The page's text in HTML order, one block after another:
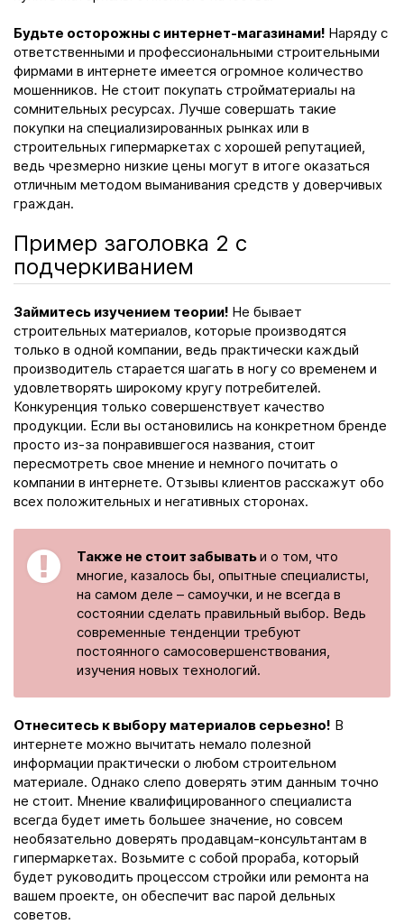
Будьте осторожны с интернет-магазинами! Наряду с
ответственными и профессиональными строительными
фирмами в интернете имеется огромное количество
мошенников. Не стоит покупать стройматериалы на
сомнительных ресурсах. Лучше совершать такие
покупки на специализированных рынках или в
строительных гипермаркетах с хорошей репутацией,
ведь чрезмерно низкие цены могут в итоге оказаться
отличным методом выманивания средств у доверчивых
граждан.
Пример заголовка 2 с
подчеркиванием
Займитесь изучением теории! Не бывает
строительных материалов, которые производятся
только в одной компании, ведь практически каждый
производитель старается шагать в ногу со временем и
удовлетворять широкому кругу потребителей.
Конкуренция только совершенствует качество
продукции. Если вы остановились на конкретном бренде
просто из-за понравившегося названия, стоит
пересмотреть свое мнение и немного почитать о
компании в интернете. Отзывы клиентов расскажут обо
всех положительных и негативных сторонах.
Также не стоит забыватьи о том, что
многие, казалось бы, опытные специалисты,
на самом деле – самоучки, и не всегда в
состоянии сделать правильный выбор. Ведь
современные тенденции требуют
постоянного самосовершенствования,
изучения новых технологий.
Отнеситесь к выбору материалов серьезно! В
интернете можно вычитать немало полезной
информации практически о любом строительном
материале. Однако слепо доверять этим данным точно
не стоит. Мнение квалифицированного специалиста
всегда будет иметь большее значение, но совсем
необязательно доверять продавцам-консультантам в
гипермаркетах. Возьмите с собой прораба, который
будет руководить процессом стройки или ремонта на
вашем проекте, он обеспечит вас парой дельных
советов.